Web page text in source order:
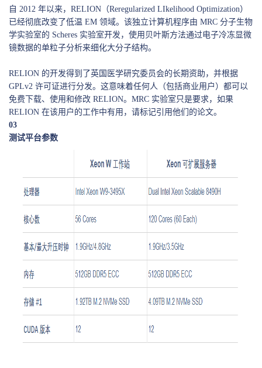
自 2012 年以来，RELION（Reregularized LIkelihood Optimization）
已经彻底改变了低温 EM 领域。该独立计算机程序由 MRC 分子生物
学实验室的 Scheres 实验室开发，使用贝叶斯方法通过电子冷冻显微
镜数据的单粒子分析来细化大分子结构。
RELION 的开发得到了英国医学研究委员会的长期资助，并根据
GPLv2 许可证进行分发。这意味着任何人（包括商业用户）都可以
免费下载、使用和修改 RELION。MRC 实验室只是要求，如果
RELION 在该用户的工作中有用，请标记引用他们的论文。
03
测试平台参数